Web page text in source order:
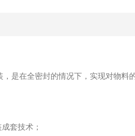
是在全密封的情况下，实现对物料
套技术；